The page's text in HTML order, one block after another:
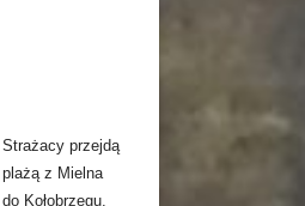
Strażacy przejdą
plażą z Mielna
do Kołobrzegu.